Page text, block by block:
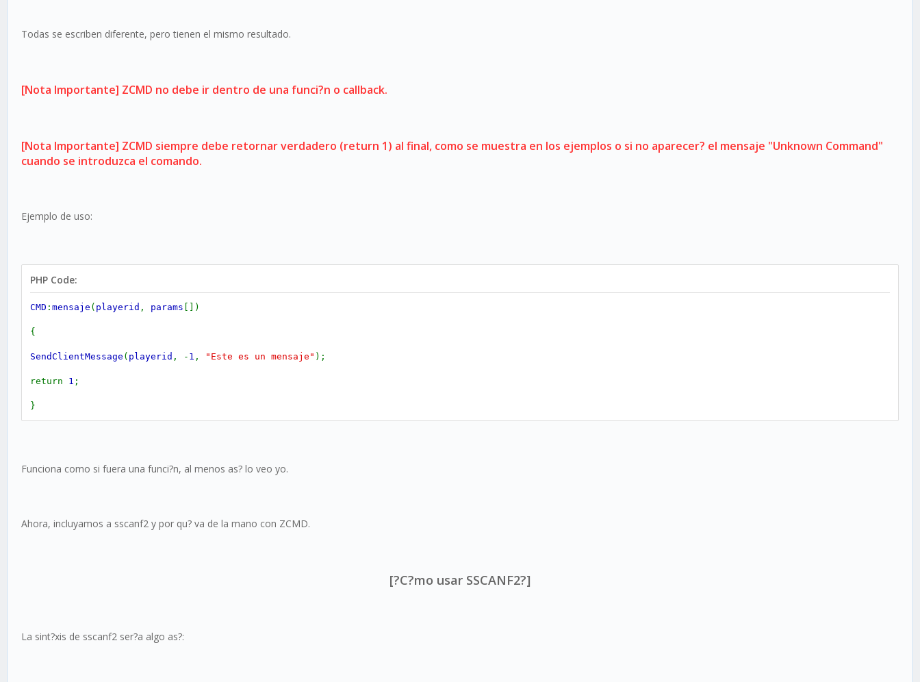
}
COMMAND:comando(playerid,params[])
{
return1 ;
command:comando(playerid,params[])
Todas se escriben diferente, pero tienen el mismo resultado.
[Nota Importante] ZCMD no debe ir dentro de una funci?n o callback.
[Nota Importante] ZCMD siempre debe retornar verdadero (return 1) al final, como se muestra en los ejemplos o si no aparecer? el mensaje "Unknown Command"
cuando se introduzca el comando.
Ejemplo de uso:
PHP Code:
CMD : mensaje ( playerid , params [])
{
SendClientMessage ( playerid , - 1 , "Este es un mensaje" );
return 1 ;
}
Funciona como si fuera una funci?n, al menos as? lo veo yo.
Ahora, incluyamos a sscanf2 y por qu? va de la mano con ZCMD.
[?C?mo usar SSCANF2?]
La sint?xis de sscanf2 ser?a algo as?: